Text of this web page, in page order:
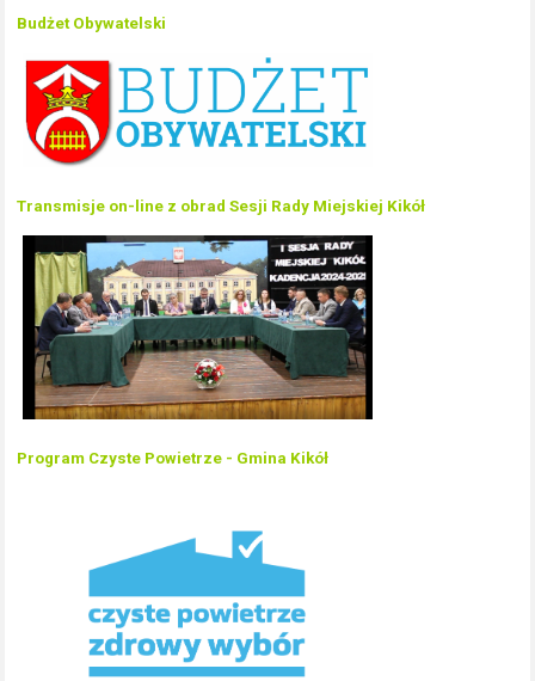
Budżet Obywatelski
Transmisje on-line z obrad Sesji Rady Miejskiej Kikół
Program Czyste Powietrze - Gmina Kikół